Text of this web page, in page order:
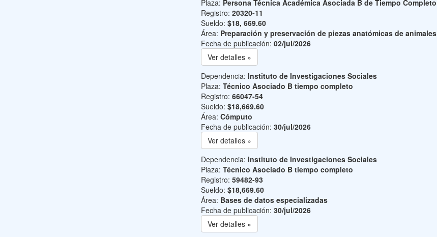
Plaza: Persona Técnica Académica Asociada B de Tiempo Completo
Registro: 20320-11
Sueldo: $18, 669.60
Área: Preparación y preservación de piezas anatómicas de animales
Fecha de publicación: 02/jul/2026
Ver detalles »
Dependencia: Instituto de Investigaciones Sociales
Plaza: Técnico Asociado B tiempo completo
Registro: 66047-54
Sueldo: $18,669.60
Área: Cómputo
Fecha de publicación: 30/jul/2026
Ver detalles »
Dependencia: Instituto de Investigaciones Sociales
Plaza: Técnico Asociado B tiempo completo
Registro: 59482-93
Sueldo: $18,669.60
Área: Bases de datos especializadas
Fecha de publicación: 30/jul/2026
Ver detalles »